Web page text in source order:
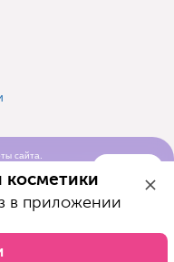
сайта.
косметики
в приложении